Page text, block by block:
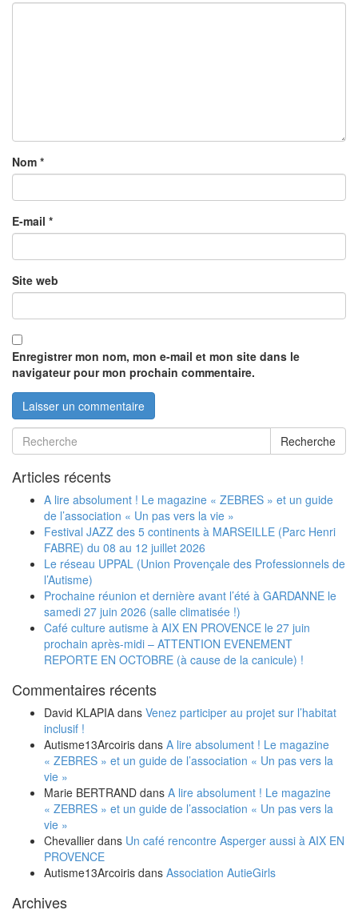
Nom *
E-mail *
Site web
Enregistrer mon nom, mon e-mail et mon site dans le
navigateur pour mon prochain commentaire.
Recherche
Articles récents
A lire absolument ! Le magazine « ZEBRES » et un guide
de l’association « Un pas vers la vie »
Festival JAZZ des 5 continents à MARSEILLE (Parc Henri
FABRE) du 08 au 12 juillet 2026
Le réseau UPPAL (Union Provençale des Professionnels de
l’Autisme)
Prochaine réunion et dernière avant l’été à GARDANNE le
samedi 27 juin 2026 (salle climatisée !)
Café culture autisme à AIX EN PROVENCE le 27 juin
prochain après-midi – ATTENTION EVENEMENT
REPORTE EN OCTOBRE (à cause de la canicule) !
Commentaires récents
David KLAPIA dans Venez participer au projet sur l’habitat
inclusif !
Autisme13Arcoiris dans A lire absolument ! Le magazine
« ZEBRES » et un guide de l’association « Un pas vers la
vie »
Marie BERTRAND dans A lire absolument ! Le magazine
« ZEBRES » et un guide de l’association « Un pas vers la
vie »
Chevallier dans Un café rencontre Asperger aussi à AIX EN
PROVENCE
Autisme13Arcoiris dans Association AutieGirls
Archives